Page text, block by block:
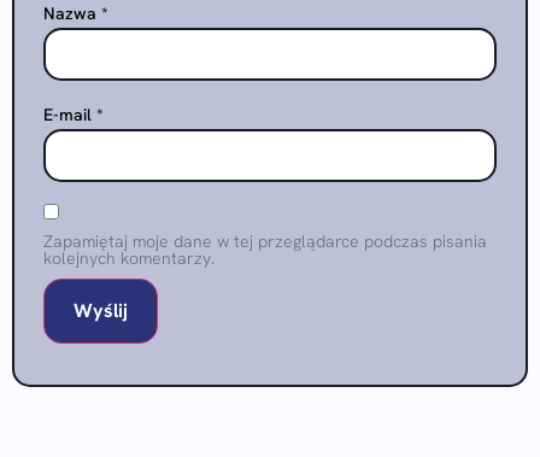
Nazwa *
E-mail *
Zapamiętaj moje dane w tej przeglądarce podczas pisania
kolejnych komentarzy.